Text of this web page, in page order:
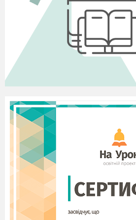
провалю кочергою(бере кочергу) та й
пропаду, але й ти пропадеш!
Кидається до Параски.
Параска
. Подивись лишень на свою
злості, синя, як буз!
Палажка
. А в тебе зелена, як гарбуз!
Ведучий
підходить).Та годі вже
Припиніть же чваритись.
Новий рік уже на порозі. Всі
Ведуча.Всіх-всіх запросили. Тож і ви
додому біжіть, причипуряться і
бал.
(Обидві замовкають).
Параска.
Цур йому, дожилися, що всі
сміються.
Палажка.Атож! Як почне хтось
як Параска з Палажкою».
Обіймаються
. Дійсно, пішли до балу
підходяща.( Співають пісню.)?????
( голос за кадром " А тим часом в
музика " Полонез".)